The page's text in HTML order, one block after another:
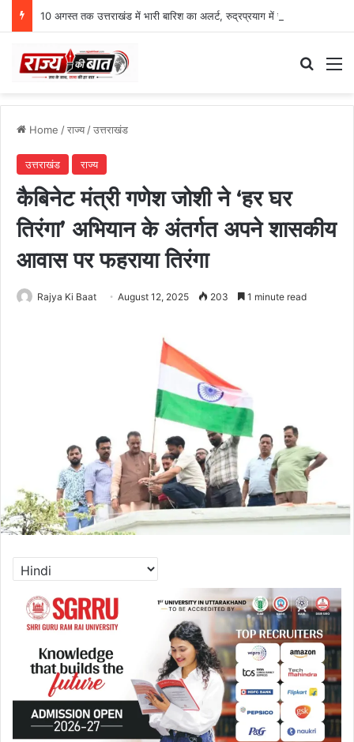
10 अगस्त तक उत्तराखंड में भारी बारिश का अलर्ट, रुद्रप्रयाग में स्कूल बंद
Home /राज्य/उत्तराखंड
उत्तराखंड राज्य
कैबिनेट मंत्री गणेश जोशी ने ‘हर घर
तिरंगा’ अभियान के अंतर्गत अपने शासकीय
आवास पर फहराया तिरंगा
Rajya Ki Baat August 12, 2025 203 1 minute read